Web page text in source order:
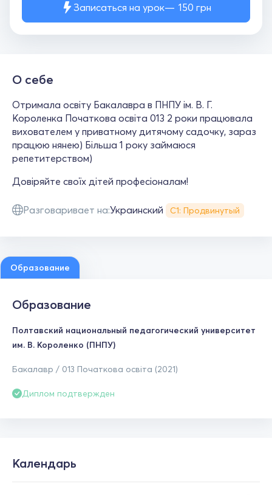
Записаться на урок 150 грн
О себе
Отримала освіту Бакалавра в ПНПУ ім. В. Г.
Короленка Початкова освіта 013 2 роки працювала
вихователем у приватному дитячому садочку, зараз
працюю нянею) Більша 1 року займаюся
репетитерством)
Довіряйте своїх дітей професіоналам!
Разговаривает на:Украинский С1: Продвинутый
Образование
Образование
Полтавский национальный педагогический университет
им. В. Короленко (ПНПУ)
Бакалавр / 013 Початкова освіта (2021)
Диплом подтвержден
Календарь